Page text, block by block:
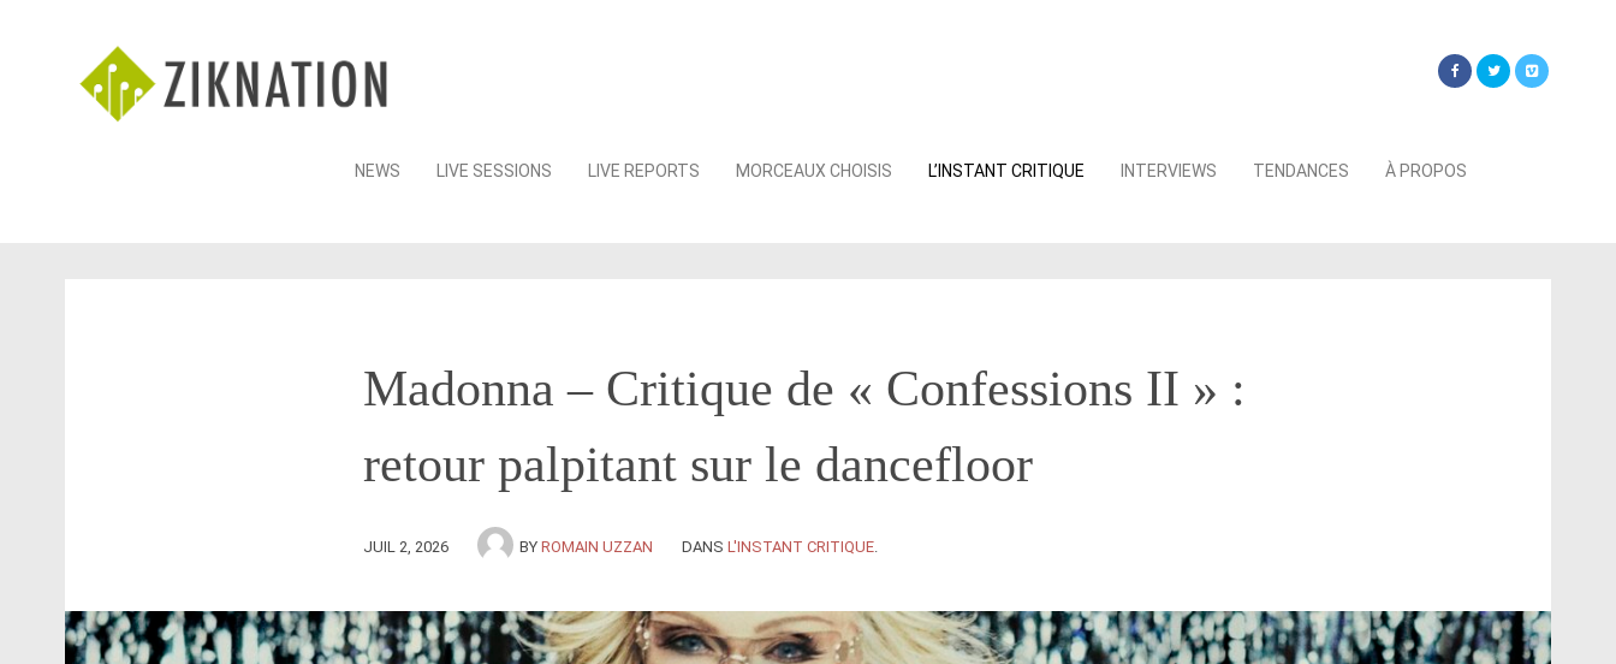
Skip
NEWS LIVE SESSIONS LIVE REPORTS MORCEAUX CHOISIS L’INSTANT CRITIQUE INTERVIEWS TENDANCES À PROPOS
Madonna – Critique de « Confessions II » :
retour palpitant sur le dancefloor
JUIL 2, 2026 BY ROMAIN UZZAN DANS L'INSTANT CRITIQUE